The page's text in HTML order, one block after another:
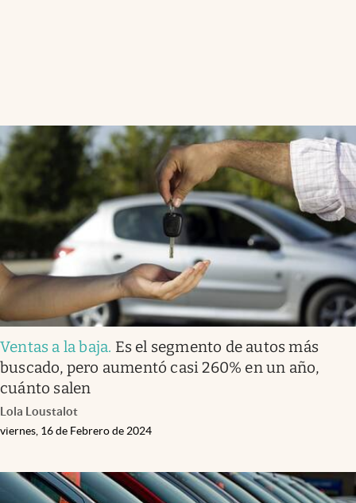
Ventas a la baja. Es el segmento de autos más
buscado, pero aumentó casi 260% en un año,
cuánto salen
Lola Loustalot
viernes, 16 de Febrero de 2024